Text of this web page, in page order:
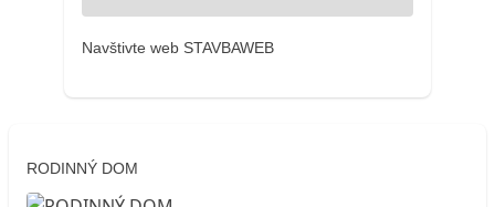
Navštivte web STAVBAWEB
RODINNÝ DOM